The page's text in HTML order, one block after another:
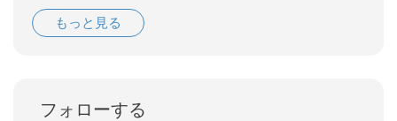
もっと見る
フォローする